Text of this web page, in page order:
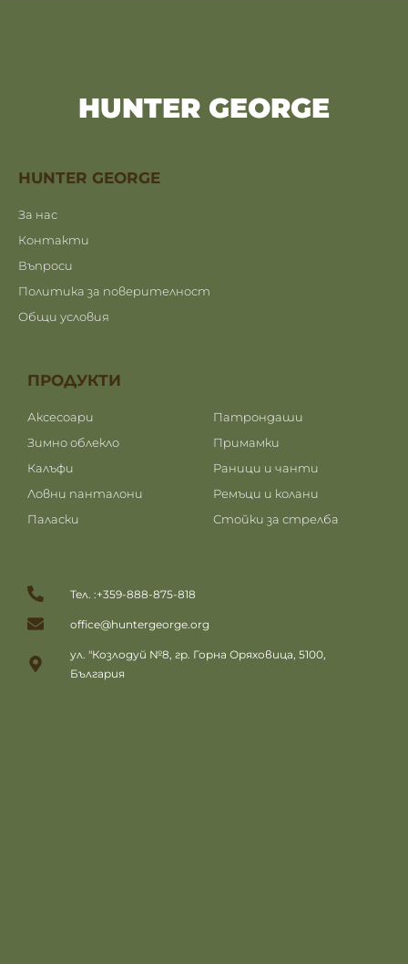
HUNTER GEORGE
HUNTER GEORGE
За нас
Контакти
Въпроси
Политика за поверителност
Общи условия
ПРОДУКТИ
Аксесоари
Зимно облекло
Калъфи
Ловни панталони
Паласки
Патрондаши
Примамки
Раници и чанти
Ремъци и колани
Стойки за стрелба
Тел. :+359-888-875-818
office@huntergeorge.org
ул. "Козлодуй №8, гр. Горна Оряховица, 5100,
България